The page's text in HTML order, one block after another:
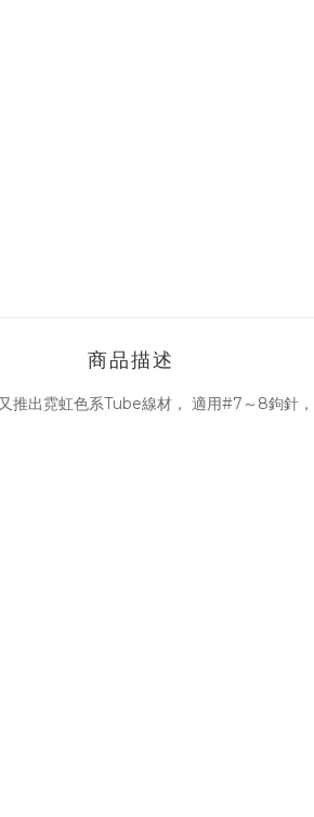
商品描述
出霓虹色系Tube線材， 適用#7～8鉤針